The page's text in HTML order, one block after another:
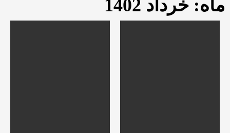
ماه: خرداد 1402